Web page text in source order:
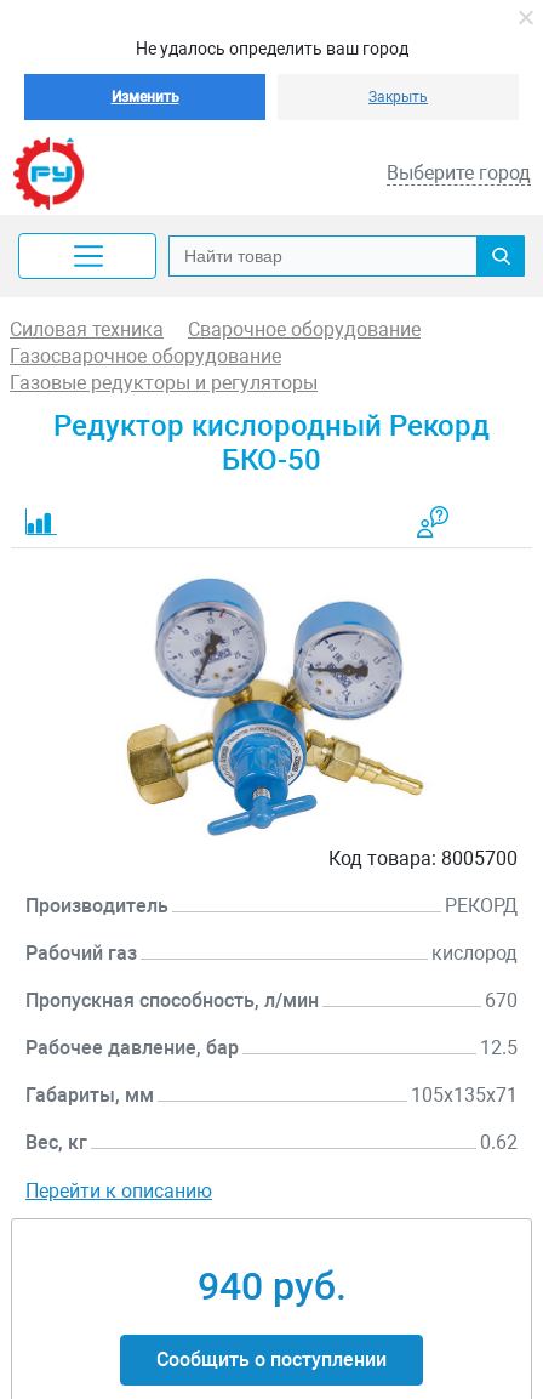
Не удалось определить ваш город
Изменить Закрыть
Выберите город
Силовая техника
Сварочное оборудование
Газосварочное оборудование
Газовые редукторы и регуляторы
Редуктор кислородный Рекорд
БКО-50
Код товара: 8005700
Производитель РЕКОРД
Рабочий газ кислород
Пропускная способность, л/мин 670
Рабочее давление, бар 12.5
Габариты, мм 105х135х71
Вес, кг 0.62
Перейти к описанию
940 руб.
Сообщить о поступлении